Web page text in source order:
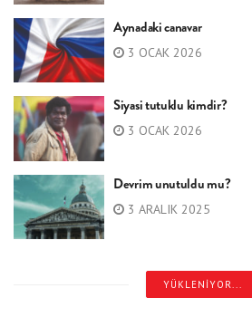
Aynadaki canavar
3 OCAK 2026
Siyasi tutuklu kimdir?
3 OCAK 2026
Devrim unutuldu mu?
3 ARALIK 2025
YÜKLENIYOR...